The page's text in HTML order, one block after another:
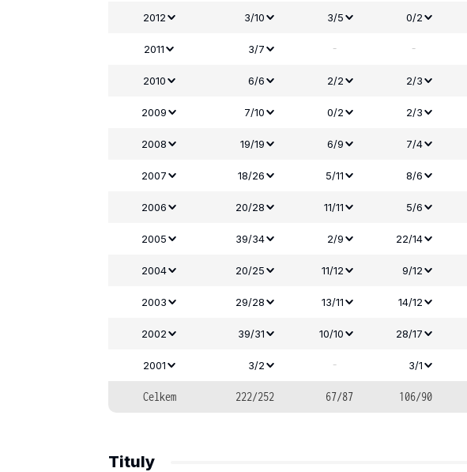
2012 3/10 3/5 0/2
2011 3/7 - -
2010 6/6 2/2 2/3
2009 7/10 0/2 2/3
2008 19/19 6/9 7/4
2007 18/26 5/11 8/6
2006 20/28 11/11 5/6
2005 39/34 2/9 22/14
2004 20/25 11/12 9/12
2003 29/28 13/11 14/12
2002 39/31 10/10 28/17
2001 3/2 - 3/1
Celkem 222/252 67/87 106/90
Tituly